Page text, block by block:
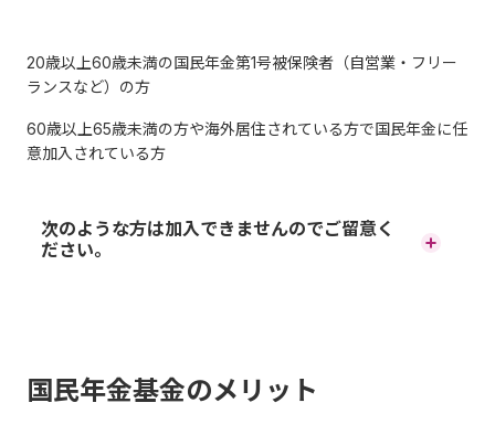
20歳以上60歳未満の国民年金第1号被保険者（自営業・フリー
ランスなど）の方
60歳以上65歳未満の方や海外居住されている方で国民年金に任
意加入されている方
次のような方は加入できませんのでご留意く
ださい。
（国民年金の第3号被保険者）
国民年金基金のメリット